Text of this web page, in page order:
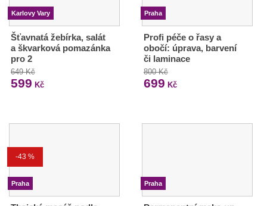
Karlovy Vary
Šťavnatá žebírka, salát
a škvarková pomazánka
pro 2
649 Kč
599 Kč
Praha
Profi péče o řasy a
obočí: úprava, barvení
či laminace
800 Kč
699 Kč
-43 %
Praha Praha